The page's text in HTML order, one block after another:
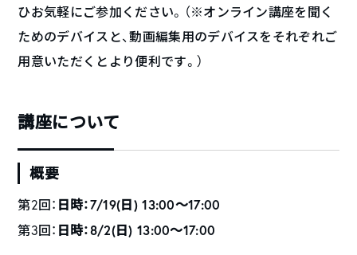
ひお気軽にご参加ください。（※オンライン講座を聞く
ためのデバイスと、動画編集用のデバイスをそれぞれご
用意いただくとより便利です。）
講座について
概要
第2回： 日時：7/19(日) 13:00〜17:00
第3回： 日時：8/2(日) 13:00〜17:00